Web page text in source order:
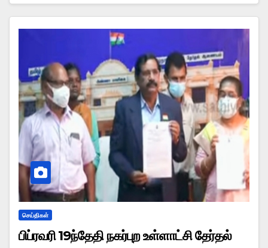
செய்திகள்
பிப்ரவரி 19ந்தேதி நகர்புற உள்ளாட்சி தேர்தல்